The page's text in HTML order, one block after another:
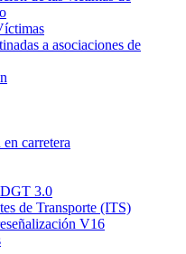
a asociaciones de
carretera
3.0
de Transporte (ITS)
V16